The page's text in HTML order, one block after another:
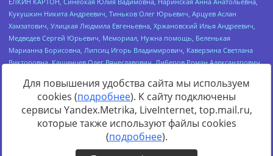
Источник:https://minjust.gov.ru/uploaded/files/reestr-
inostrannyih-agentov-22-03-2024.pdfданные на22.03.2024
Для повышения удобства сайта мы используем
cookies (подробнее). К сайту подключены
сервисы Yandex.Metrika, LiveInternet, top.mail.ru,
которые также используют файлы cookies
(подробнее).